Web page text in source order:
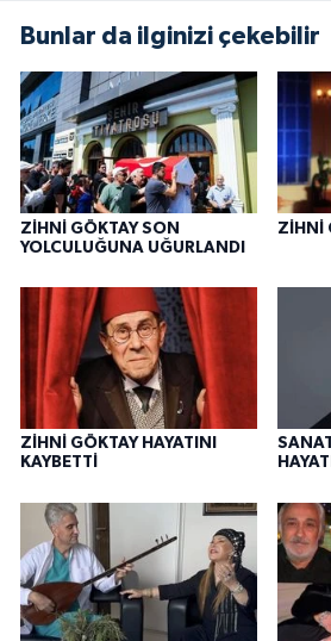
Bunlar da ilginizi çekebilir
ZİHNİ GÖKTAY SON
YOLCULUĞUNA UĞURLANDI
ZİHNİ
ZİHNİ GÖKTAY HAYATINI
KAYBETTİ